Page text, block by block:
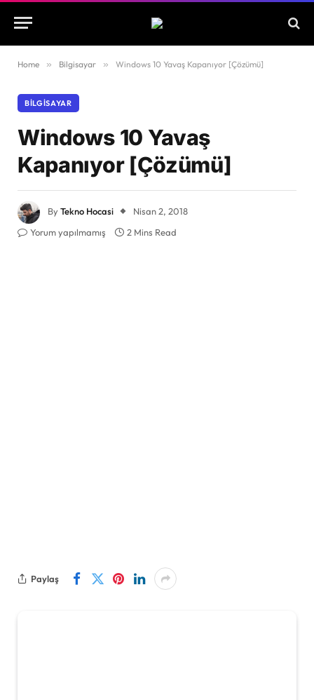
Home » Bilgisayar » Windows 10 Yavaş Kapanıyor [Çözümü]
BILGISAYAR
Windows 10 Yavaş
Kapanıyor [Çözümü]
ByTekno Hocasi
Nisan 2, 2018
Yorum yapılmamış
2 Mins Read
Paylaş